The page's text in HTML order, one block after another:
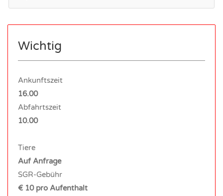
Wichtig
Ankunftszeit
16.00
Abfahrtszeit
10.00
Tiere
Auf Anfrage
SGR-Gebühr
€ 10 pro Aufenthalt